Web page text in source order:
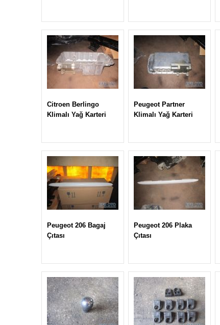
Citroen Berlingo
Klimalı Yağ Karteri
Peugeot Partner
Klimalı Yağ Karteri
Peugeot 206 Bagaj
Çıtası
Peugeot 206 Plaka
Çıtası